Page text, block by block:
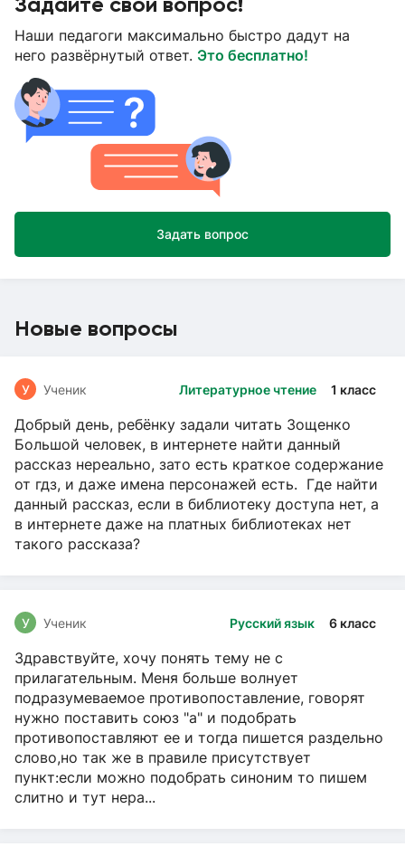
Наши педагоги максимально быстро дадут на
него развёрнутый ответ. Это бесплатно!
Задать вопрос
Новые вопросы
Литературное чтение 1 класс
У Ученик
Добрый день, ребёнку задали читать Зощенко
Большой человек, в интернете найти данный
рассказ нереально, зато есть краткое содержание
от гдз, и даже имена персонажей есть. Где найти
данный рассказ, если в библиотеку доступа нет, а
в интернете даже на платных библиотеках нет
такого рассказа?
Русский язык 6 класс
У Ученик
Здравствуйте, хочу понять тему не с
прилагательным. Меня больше волнует
подразумеваемое противопоставление, говорят
нужно поставить союз "а" и подобрать
противопоставляют ее и тогда пишется раздельно
слово,но так же в правиле присутствует
пункт:если можно подобрать синоним то пишем
слитно и тут нера...